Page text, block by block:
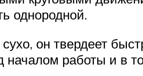
однородной.
он твердеет
работы и в